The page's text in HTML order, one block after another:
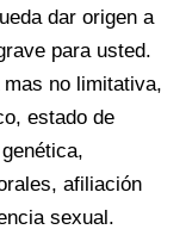
dar origen a
para usted.
no limitativa,
estado de
afiliación
sexual.